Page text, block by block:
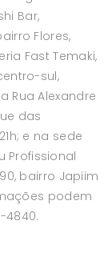
Bar,
Flores,
Fast Temaki,
sul,
Rua Alexandre
das
e na sede
Profissional
bairro Japiim
podem
4840.